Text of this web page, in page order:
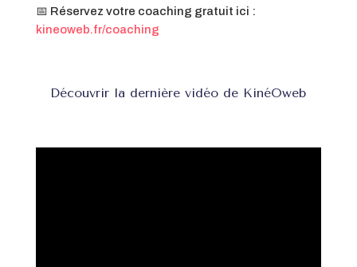
📅 Réservez votre coaching gratuit ici :
kineoweb.fr/coaching
Découvrir la dernière vidéo de KinéOweb